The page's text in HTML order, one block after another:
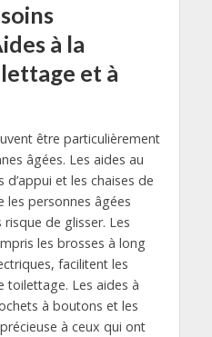
à la
et à
être particulièrement
âgées. Les aides au
et les chaises de
les personnes âgées
de glisser. Les
les brosses à long
facilitent les
toilettage. Les aides à
à boutons et les
à ceux qui ont